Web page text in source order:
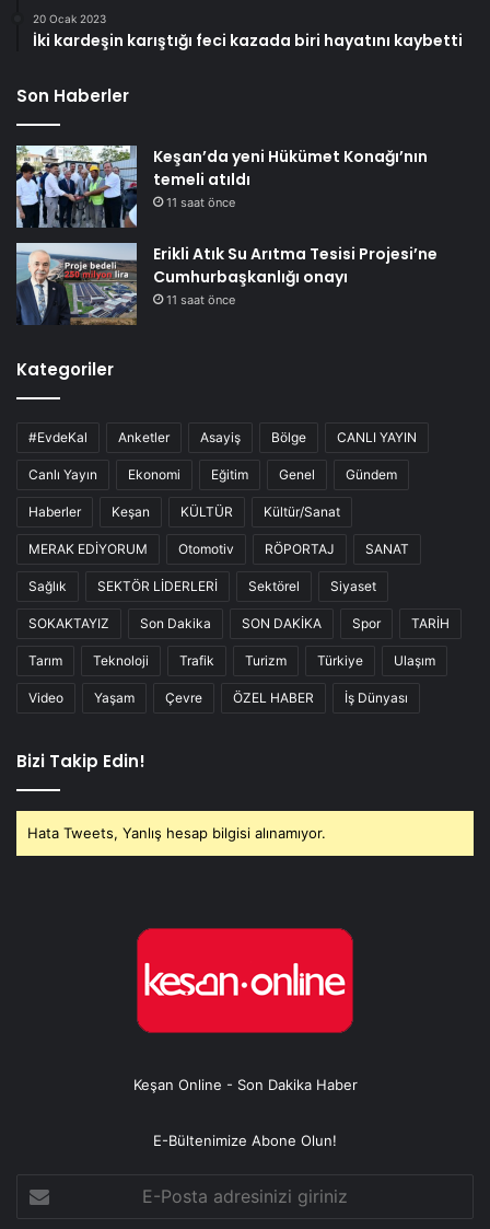
20 Ocak 2023
İki kardeşin karıştığı feci kazada biri hayatını kaybetti
Son Haberler
Keşan’da yeni Hükümet Konağı’nın
temeli atıldı
11 saat önce
Erikli Atık Su Arıtma Tesisi Projesi’ne
Cumhurbaşkanlığı onayı
11 saat önce
Kategoriler
#EvdeKal Anketler Asayiş Bölge CANLI YAYIN
Canlı Yayın Ekonomi Eğitim Genel Gündem
Haberler Keşan KÜLTÜR Kültür/Sanat
MERAK EDİYORUM Otomotiv RÖPORTAJ SANAT
Sağlık SEKTÖR LİDERLERİ Sektörel Siyaset
SOKAKTAYIZ Son Dakika SON DAKİKA Spor TARİH
Tarım Teknoloji Trafik Turizm Türkiye Ulaşım
Video Yaşam Çevre ÖZEL HABER İş Dünyası
Bizi Takip Edin!
Hata Tweets, Yanlış hesap bilgisi alınamıyor.
Keşan Online - Son Dakika Haber
E-Bültenimize Abone Olun!
Posta